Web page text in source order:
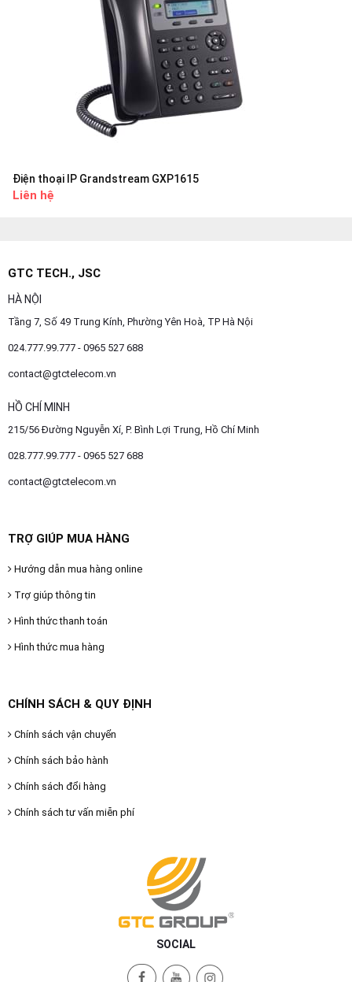
Điện thoại IP Grandstream GXP1615
Liên hệ
GTC TECH., JSC
HÀ NỘI
Tầng 7, Số 49 Trung Kính, Phường Yên Hoà, TP Hà Nội
024.777.99.777 - 0965 527 688
contact@gtctelecom.vn
HỒ CHÍ MINH
215/56 Đường Nguyễn Xí, P. Bình Lợi Trung, Hồ Chí Minh
028.777.99.777 - 0965 527 688
contact@gtctelecom.vn
TRỢ GIÚP MUA HÀNG
Hướng dẫn mua hàng online
Trợ giúp thông tin
Hình thức thanh toán
Hình thức mua hàng
CHÍNH SÁCH & QUY ĐỊNH
Chính sách vận chuyển
Chính sách bảo hành
Chính sách đổi hàng
Chính sách tư vấn miễn phí
SOCIAL